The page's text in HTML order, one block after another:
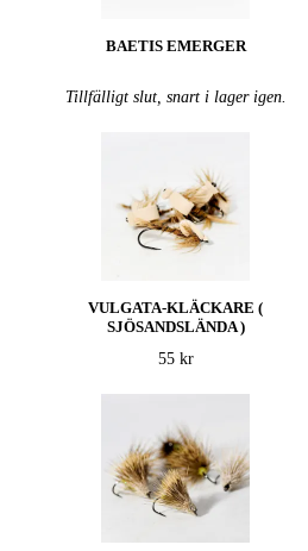
BAETIS EMERGER
Tillfälligt slut, snart i lager igen.
VULGATA-KLÄCKARE (
SJÖSANDSLÄNDA )
55 kr